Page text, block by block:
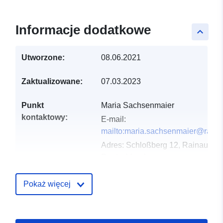
keyboard_arrow_up
Informacje dodatkowe
Utworzone: 08.06.2021
Zaktualizowane: 07.03.2023
Punkt
kontaktowy:
Maria Sachsenmaier
E-mail:
Adres: Schloßberg 12, Rainau,
Zapis katalogu:
Pokaż więcej